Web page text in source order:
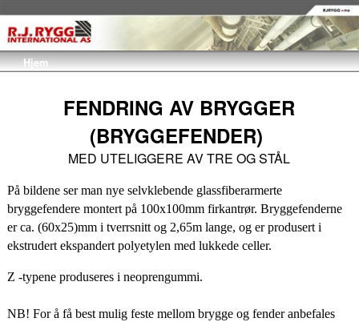
Hjem
FENDRING AV BRYGGER
(BRYGGEFENDER)
MED UTELIGGERE AV TRE OG STÅL
På bildene ser man nye selvklebende glassfiberarmerte
bryggefendere montert på 100x100mm firkantrør. Bryggefenderne
er ca. (60x25)mm i tverrsnitt og 2,65m lange, og er produsert i
ekstrudert ekspandert polyetylen med lukkede celler.
Z -typene produseres i neoprengummi.
NB! For å få best mulig feste mellom brygge og fender anbefales